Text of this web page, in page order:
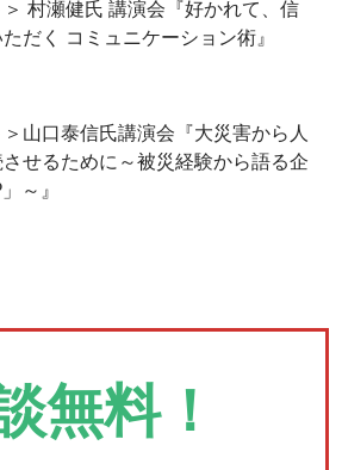
村瀬健氏 講演会『好かれて、信
だく コミュニケーション術』
山口泰信氏講演会『大災害から人
せるために～被災経験から語る企
～』
無料！